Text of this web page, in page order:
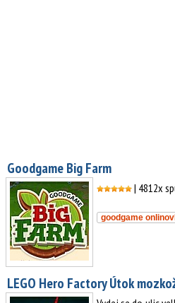
Goodgame Big Farm
| 4812x
goodgame
LEGO Hero Factory Útok